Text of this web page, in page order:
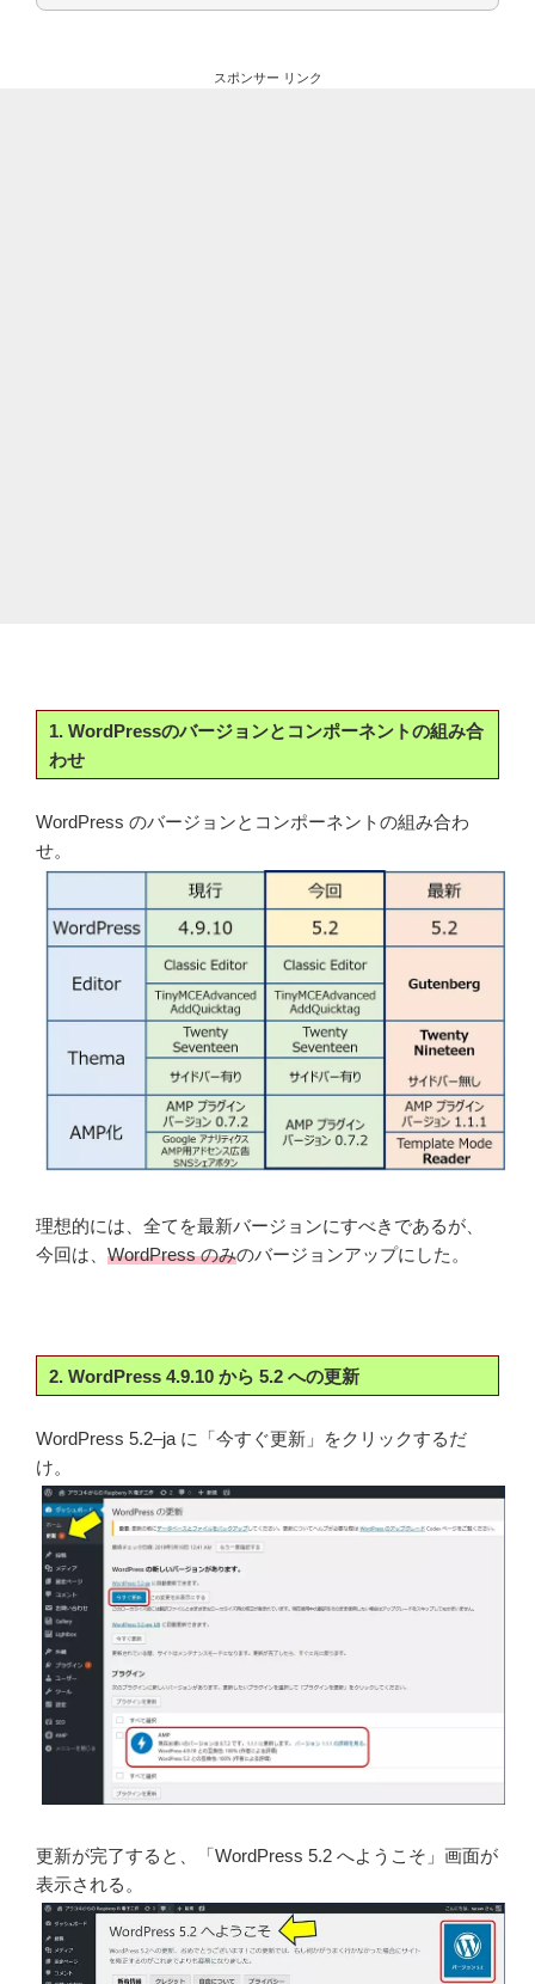
スポンサー リンク
1. WordPressのバージョンとコンポーネントの組み合
わせ
WordPress のバージョンとコンポーネントの組み合わ
せ。
理想的には、全てを最新バージョンにすべきであるが、
今回は、 WordPress のみのバージョンアップにした。
2. WordPress 4.9.10 から 5.2 への更新
WordPress 5.2–ja に「今すぐ更新」をクリックするだ
け。
更新が完了すると、「WordPress 5.2 へようこそ」画面が
表示される。